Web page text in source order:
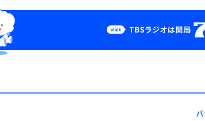
Podcast
会社